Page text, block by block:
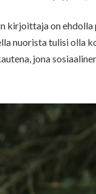
kirjoittaja on ehdolla
nuorista tulisi olla
jona